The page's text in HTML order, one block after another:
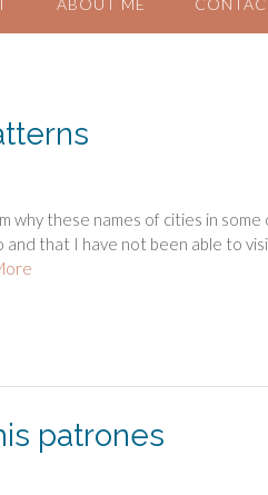
ABOUT ME
why these names of cities in
that I have not been able to
patrones